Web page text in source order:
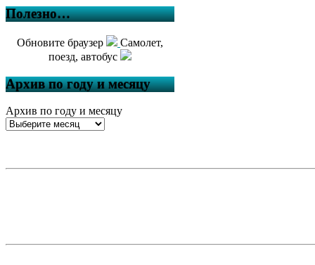
Полезно…
Обновите браузер
Самолет,
поезд, автобус
Архив по году и месяцу
Архив по году и месяцу